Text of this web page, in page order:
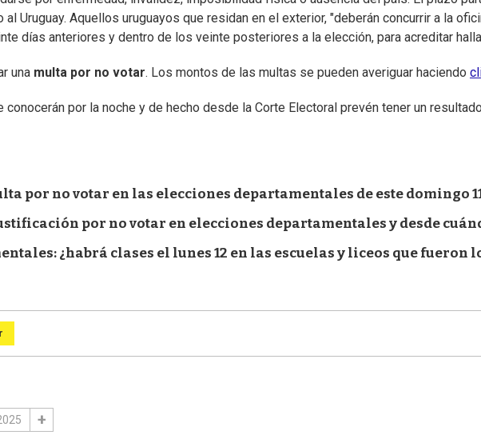
Uruguay. Aquellos uruguayos que residan en el exterior, "deberán concurrir a la
días anteriores y dentro de los veinte posteriores a la elección, para acreditar
una multa por no votar. Los montos de las multas se pueden averiguar haciendo
conocerán por la noche y de hecho desde la Corte Electoral prevén tener un
por no votar en las elecciones departamentales de este domingo
por no votar en elecciones departamentales y desde
¿habrá clases el lunes 12 en las escuelas y liceos que fueron